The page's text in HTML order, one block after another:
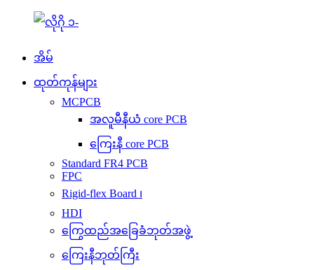
အိမ်
ထုတ်ကုန်များ
MCPCB
အလူမီနီယံ core PCB
ကြေးနီ core PCB
Standard FR4 PCB
FPC
Rigid-flex Board ၊
HDI
ကြွေထည်အခြေခံဘုတ်အဖွဲ့
ကြေးနီဘုတ်ကြီး